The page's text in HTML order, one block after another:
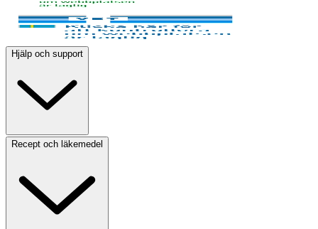
Hjälp och support
Recept och läkemedel